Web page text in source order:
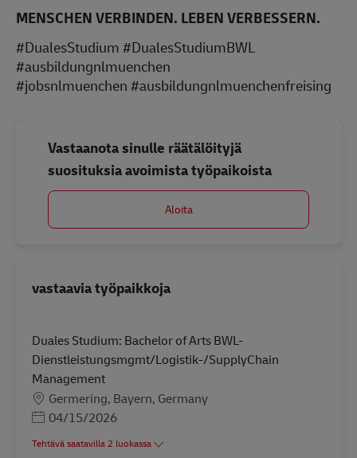
MENSCHEN VERBINDEN. LEBEN VERBESSERN.
#DualesStudium #DualesStudiumBWL
#ausbildungnlmuenchen
#jobsnlmuenchen #ausbildungnlmuenchenfreising
Vastaanota sinulle räätälöityjä
suosituksia avoimista työpaikoista
Aloita
vastaavia työpaikkoja
Duales Studium: Bachelor of Arts BWL-
Dienstleistungsmgmt/Logistik-/SupplyChain
Management
SijaintiGermering, Bayern, Germany
Posted Date
04/15/2026
Tehtävä saatavilla 2 luokassa